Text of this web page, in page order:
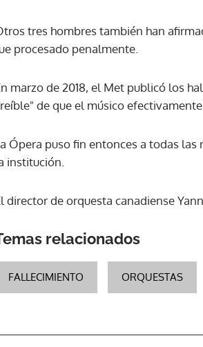
tres hombres también han
procesado penalmente.
marzo de 2018, el Met publicó los
de que el músico
Ópera puso fin entonces a todas
institución.
director de orquesta canadiense
relacionados
FALLECIMIENTO ORQUESTAS